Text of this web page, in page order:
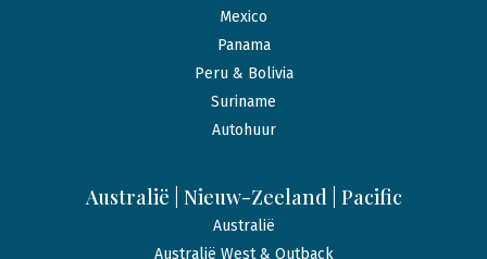
Mexico
Panama
Peru & Bolivia
Suriname
Autohuur
Australië | Nieuw-Zeeland | Pacific
Australië
Australië West & Outback